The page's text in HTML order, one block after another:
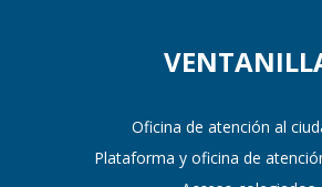
Oficina de atención al
Plataforma y oficina de